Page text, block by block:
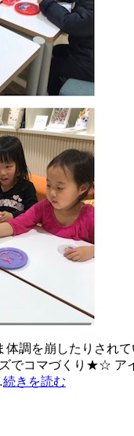
調を崩したりされ
でコマづくり★☆
続きを読む